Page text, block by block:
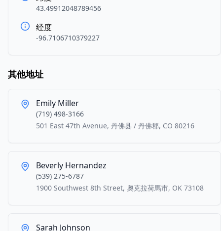
43.49912048789456
经度
-96.7106710379227
其他地址
Emily Miller
(719) 498-3166
501 East 47th Avenue, 丹佛县 / 丹佛郡, CO 80216
Beverly Hernandez
(539) 275-6787
1900 Southwest 8th Street, 奧克拉荷馬市, OK 73108
Sarah Johnson